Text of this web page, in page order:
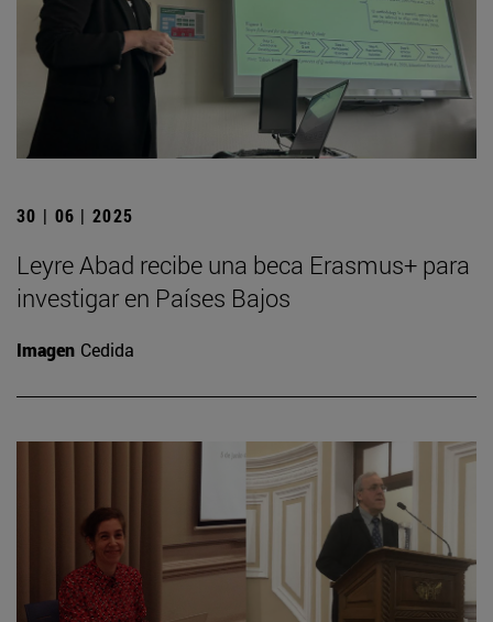
30 | 06 | 2025
Leyre Abad recibe una beca Erasmus+ para
investigar en Países Bajos
Imagen Cedida